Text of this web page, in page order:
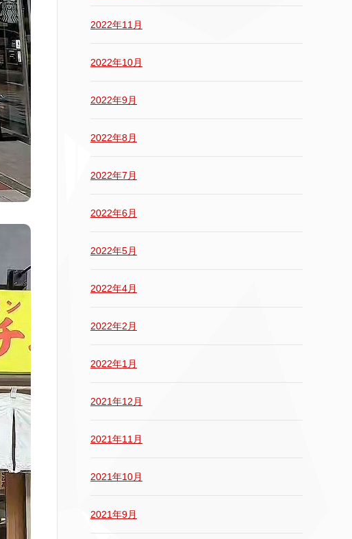
2022年11月
2022年10月
2022年9月
2022年8月
2022年7月
2022年6月
2022年5月
2022年4月
2022年2月
2022年1月
2021年12月
2021年11月
2021年10月
2021年9月